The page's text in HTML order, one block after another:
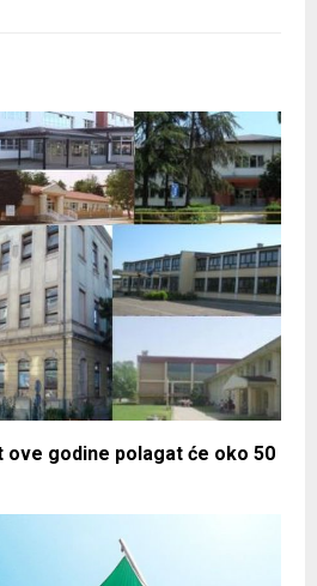
ove godine polagat će oko 50